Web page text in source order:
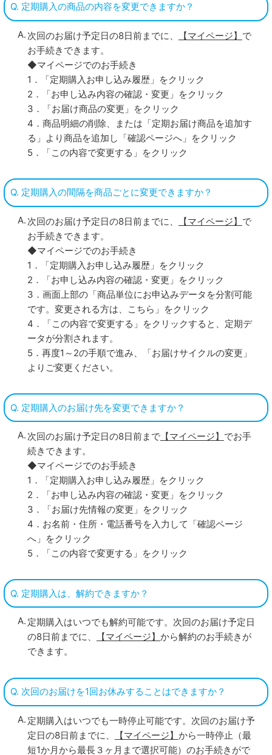
Q. 定期購入の商品の内容を変更できますか？
次回のお届け予定日の8日前までに、 【マイページ】 で
お手続きできます。
◆マイページでのお手続き
1．「定期購入お申し込み履歴」をクリック
2．「お申し込み内容の確認・変更」をクリック
3．「お届け商品の変更」をクリック
4．商品明細の削除、または「定期お届け商品を追加す
る」より商品を追加し「確認ページへ」をクリック
5．「この内容で変更する」をクリック
Q. 定期購入の間隔を商品ごとに変更できますか？
次回のお届け予定日の8日前までに、 【マイページ】 で
お手続きできます。
◆マイページでのお手続き
1．「定期購入お申し込み履歴」をクリック
2．「お申し込み内容の確認・変更」をクリック
3．画面上部の「商品単位にお申込みデータを分割可能
です。変更される方は、こちら」をクリック
4．「この内容で変更する」をクリックすると、定期デ
ータが分割されます。
5．再度1～2の手順で進み、「お届けサイクルの変更」
よりご変更ください。
Q. 定期購入のお届け先を変更できますか？
次回のお届け予定日の8日前まで【マイページ】 でお手
続きできます。
◆マイページでのお手続き
1．「定期購入お申し込み履歴」をクリック
2．「お申し込み内容の確認・変更」をクリック
3．「お届け先情報の変更」をクリック
4．お名前・住所・電話番号を入力して「確認ページ
へ」をクリック
5．「この内容で変更する」をクリック
Q. 定期購入は、解約できますか？
定期購入はいつでも解約可能です。次回のお届け予定日
の8日前までに、
【マイページ】 から解約のお手続きが
できます。
Q. 次回のお届けを1回お休みすることはできますか？
定期購入はいつでも一時停止可能です。次回のお届け予
定日の8日前までに、
【マイページ】 から一時停止（最
短1か月から最長３ヶ月まで選択可能）のお手続きがで